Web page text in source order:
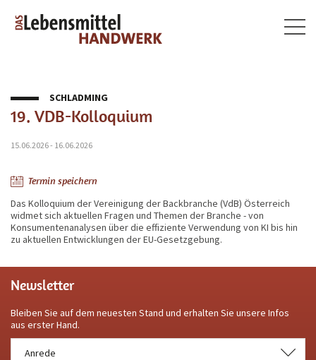
SCHLADMING
19. VDB-Kolloquium
15.06.2026 - 16.06.2026
Termin speichern
Das Kolloquium der Vereinigung der Backbranche (VdB) Österreich
widmet sich aktuellen Fragen und Themen der Branche - von
Konsumentenanalysen über die effiziente Verwendung von KI bis hin
zu aktuellen Entwicklungen der EU-Gesetzgebung.
Newsletter
Bleiben Sie auf dem neuesten Stand und erhalten Sie unsere Infos
aus erster Hand.
Anrede
Anrede